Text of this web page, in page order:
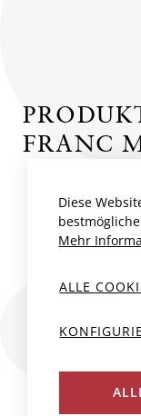
FRANC
Diese
Mehr
ALLE